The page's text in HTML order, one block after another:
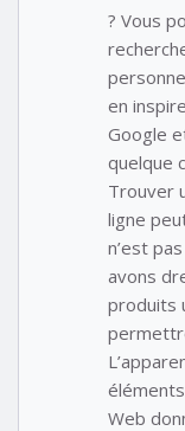
? Vous
en
Google
quelque
Trouver
ligne
n’est
avons
produits
Web